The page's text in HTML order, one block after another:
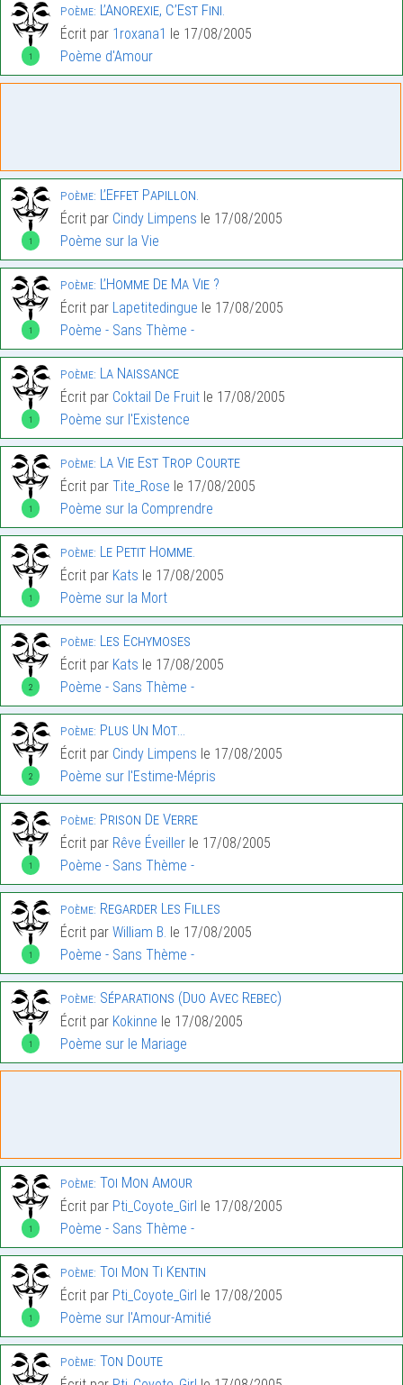
1
Poème: L’Anorexie, C’Est Fini.
Écrit par 1roxana1 le 17/08/2005
Poème d'Amour
1
Poème: L’Effet Papillon.
Écrit par Cindy Limpens le 17/08/2005
Poème sur la Vie
1
Poème: L’Homme De Ma Vie ?
Écrit par Lapetitedingue le 17/08/2005
Poème - Sans Thème -
1
Poème: La Naissance
Écrit par Coktail De Fruit le 17/08/2005
Poème sur l'Existence
1
Poème: La Vie Est Trop Courte
Écrit par Tite_Rose le 17/08/2005
Poème sur la Comprendre
1
Poème: Le Petit Homme.
Écrit par Kats le 17/08/2005
Poème sur la Mort
2
Poème: Les Echymoses
Écrit par Kats le 17/08/2005
Poème - Sans Thème -
2
Poème: Plus Un Mot…
Écrit par Cindy Limpens le 17/08/2005
Poème sur l'Estime-Mépris
1
Poème: Prison De Verre
Écrit par Rêve Éveiller le 17/08/2005
Poème - Sans Thème -
1
Poème: Regarder Les Filles
Écrit par William B. le 17/08/2005
Poème - Sans Thème -
1
Poème: Séparations (Duo Avec Rebec)
Écrit par Kokinne le 17/08/2005
Poème sur le Mariage
1
Poème: Toi Mon Amour
Écrit par Pti_Coyote_Girl le 17/08/2005
Poème - Sans Thème -
1
Poème: Toi Mon Ti Kentin
Écrit par Pti_Coyote_Girl le 17/08/2005
Poème sur l'Amour-Amitié
Poème: Ton Doute